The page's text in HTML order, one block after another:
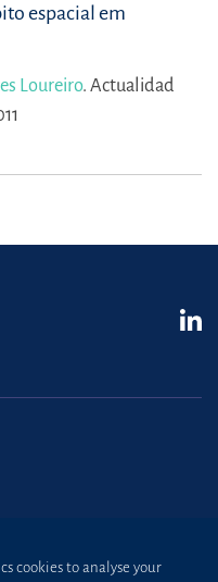
espacial em
Loureiro. Actualidad
cookies to analyse your